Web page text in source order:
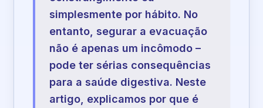
simplesmente por hábito. No
entanto, segurar a evacuação
não é apenas um incômodo –
pode ter sérias consequências
para a saúde digestiva. Neste
artigo, explicamos por que é